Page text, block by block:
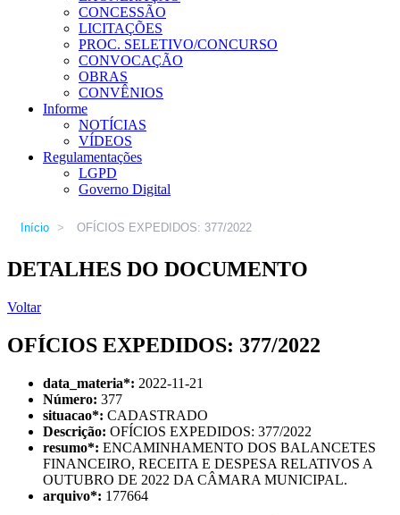
CONCESSÃO
LICITAÇÕES
PROC. SELETIVO/CONCURSO
CONVOCAÇÃO
OBRAS
CONVÊNIOS
Informe
NOTÍCIAS
VÍDEOS
Regulamentações
LGPD
Governo Digital
Início > OFÍCIOS EXPEDIDOS: 377/2022
DETALHES DO DOCUMENTO
Voltar
OFÍCIOS EXPEDIDOS: 377/2022
data_materia*: 2022-11-21
Número: 377
situacao*: CADASTRADO
Descrição: OFÍCIOS EXPEDIDOS: 377/2022
resumo*: ENCAMINHAMENTO DOS BALANCETES
FINANCEIRO, RECEITA E DESPESA RELATIVOS A
OUTUBRO DE 2022 DA CÂMARA MUNICIPAL.
arquivo*: 177664